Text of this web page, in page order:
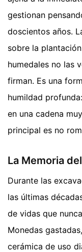
gestionan
doscientos años.
sobre la
humedales no las
firman. Es una
humildad
en una cadena
principal es no
La Memoria
Durante las
las últimas
de vidas que
Monedas
cerámica de uso